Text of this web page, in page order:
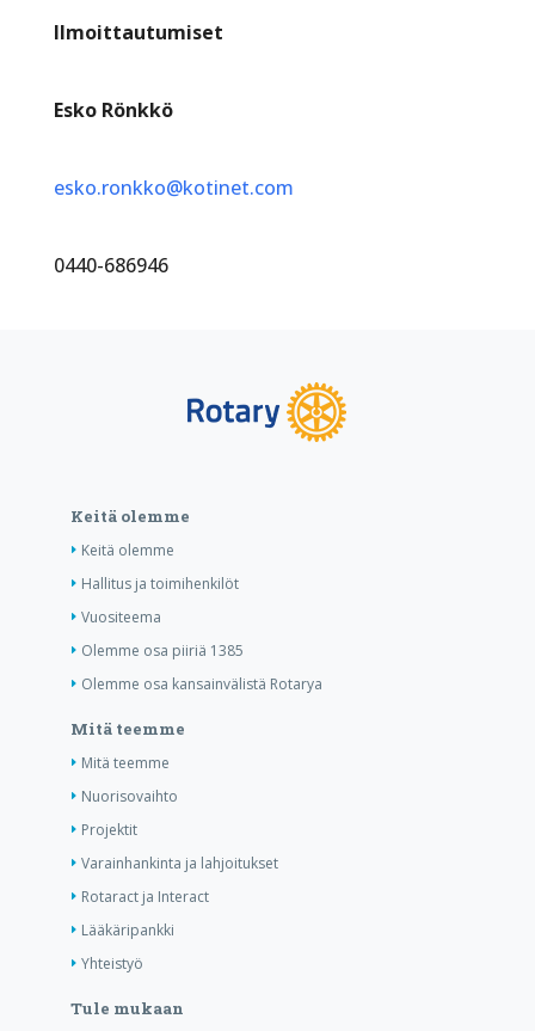
Ilmoittautumiset
Esko Rönkkö
esko.ronkko@kotinet.com
0440-686946
Keitä olemme
Keitä olemme
Hallitus ja toimihenkilöt
Vuositeema
Olemme osa piiriä 1385
Olemme osa kansainvälistä Rotarya
Mitä teemme
Mitä teemme
Nuorisovaihto
Projektit
Varainhankinta ja lahjoitukset
Rotaract ja Interact
Lääkäripankki
Yhteistyö
Tule mukaan